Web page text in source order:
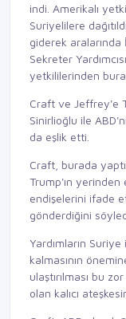
indi. Amerikalı
Suriyelilere
giderek aralarında
Sekreter
yetkililerinden
Craft ve Jeffrey'e
Sinirlioğlu ile
da eşlik etti.
Craft, burada
Trump'ın
endişelerini ifade
gönderdiğini
Yardımların Suriye
kalmasının
ulaştırılması bu
olan kalıcı